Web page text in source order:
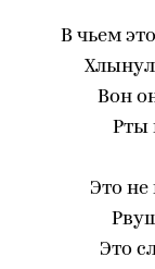
В чьем
Вон
Рты
Это
Это